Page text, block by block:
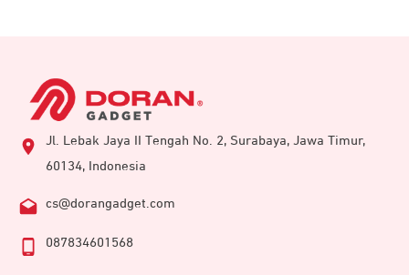
Jl. Lebak Jaya II Tengah No. 2, Surabaya, Jawa Timur,
60134, Indonesia
cs@dorangadget.com
087834601568